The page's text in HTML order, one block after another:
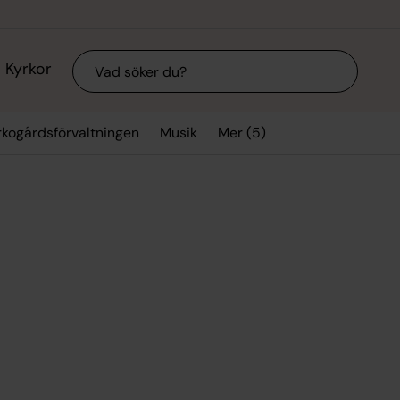
Kyrkor Sök
Musik Mer (5)